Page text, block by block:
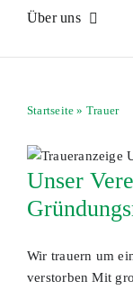
Über uns
Startseite » Trauer
Unser
Wir trauern um
verstorben Mit